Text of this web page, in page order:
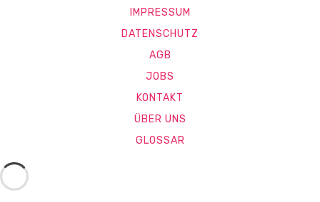
IMPRESSUM
DATENSCHUTZ
AGB
JOBS
KONTAKT
ÜBER UNS
GLOSSAR